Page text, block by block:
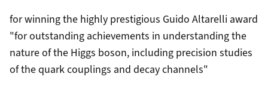
for winning the highly prestigious Guido Altarelli award
"for outstanding achievements in understanding the
nature of the Higgs boson, including precision studies
of the quark couplings and decay channels"